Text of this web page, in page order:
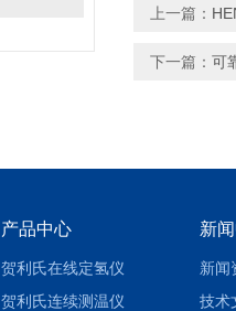
上一篇：
下一篇： 可
产品中心
贺利氏在线定氢仪
贺利氏连续测温仪
新
新闻
技术